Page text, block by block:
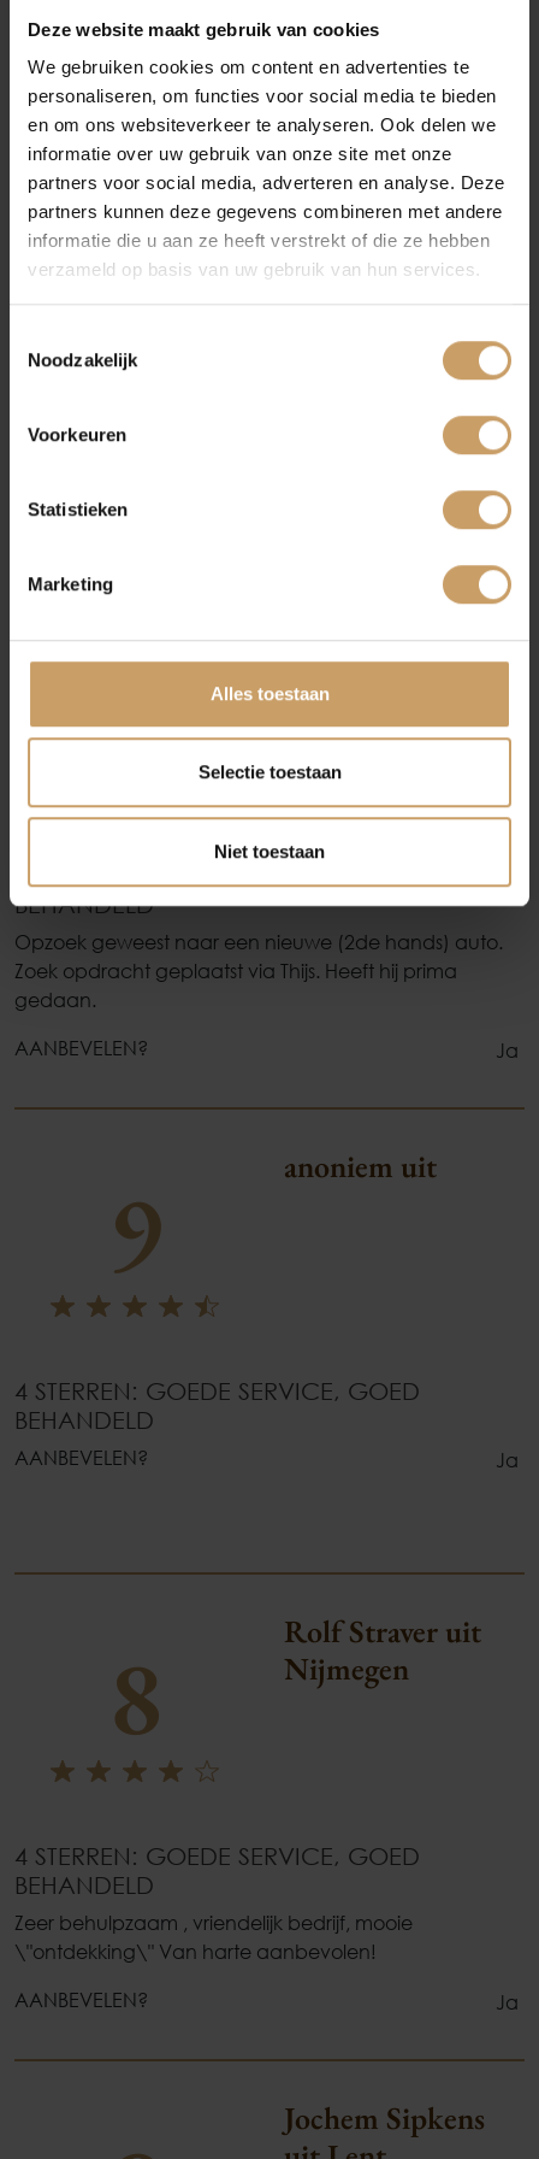
Deze website maakt gebruik van cookies
We gebruiken cookies om content en advertenties te
personaliseren, om functies voor social media te bieden
en om ons websiteverkeer te analyseren. Ook delen we
informatie over uw gebruik van onze site met onze
partners voor social media, adverteren en analyse. Deze
partners kunnen deze gegevens combineren met andere
informatie die u aan ze heeft verstrekt of die ze hebben
verzameld op basis van uw gebruik van hun services.
Noodzakelijk
Voorkeuren
Statistieken
Marketing
Alles toestaan
Selectie toestaan
Niet toestaan
8
Ruud van Mourik
uit Nijmegen
BEHANDELD
laagdrempeligheid, prima dienstverlening en
Ja
8 anoniem uit
BEHANDELD
Opzoek geweest naar een nieuwe (2de hands) auto.
Zoek opdracht geplaatst via Thijs. Heeft hij prima
gedaan.
AANBEVELEN?
Ja
9 anoniem uit
4 STERREN: GOEDE SERVICE, GOED
BEHANDELD
AANBEVELEN? Ja
8
Rolf Straver uit
Nijmegen
4 STERREN: GOEDE SERVICE, GOED
BEHANDELD
Zeer behulpzaam , vriendelijk bedrijf, mooie
\"ontdekking\" Van harte aanbevolen!
AANBEVELEN?
Ja
Jochem Sipkens
Autoverzekeringen
Verkoop
Auto onderhoud
Over Autobedrijf De Baaij
Blogs
Afleverpakketten